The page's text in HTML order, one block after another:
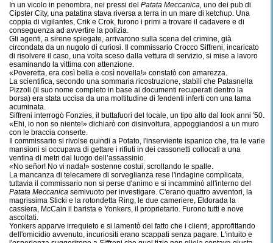
In un vicolo in penombra, nei pressi del Patata Meccanica, uno dei pub di
Cipster City, una patatina stava riversa a terra in un mare di ketchup. Una
coppia di vigilantes, Crik e Crok, furono i primi a trovare il cadavere e di
conseguenza ad avvertire la polizia.
Gli agenti, a sirene spiegate, arrivarono sulla scena del crimine, già
circondata da un nugolo di curiosi. Il commissario Crocco Siffreni, incaricato
di risolvere il caso, una volta sceso dalla vettura di servizio, si mise a lavoro
esaminando la vittima con attenzione.
«Poveretta, era così bella e così novella!» constatò con amarezza.
La scientifica, secondo una sommaria ricostruzione, stabilì che Patasnella
Pizzoli (il suo nome completo in base ai documenti recuperati dentro la
borsa) era stata uccisa da una moltitudine di fendenti inferti con una lama
acuminata.
Siffreni interrogò Fonzies, il buttafuori del locale, un tipo alto dal look anni '50.
«Ehi, io non so niente!» dichiarò con disinvoltura, appoggiandosi a un muro
con le braccia conserte.
Il commissario si rivolse quindi a Potato, l'inserviente ispanico che, tra le varie
mansioni si occupava di gettare i rifiuti in dei cassonetti collocati a una
ventina di metri dal luogo dell’assassinio.
«No señor! No vi nada!» sostenne costui, scrollando le spalle.
La mancanza di telecamere di sorveglianza rese l'indagine complicata,
tuttavia il commissario non si perse d'animo e si incamminò all'interno del
Patata Meccanica semivuoto per investigare. C'erano quattro avventori, la
magrissima Sticki e la rotondetta Ring, le due cameriere, Eldorada la
cassiera, McCain il barista e Yonkers, il proprietario. Furono tutti e nove
ascoltati.
Yonkers apparve irrequieto e si lamentò del fatto che i clienti, approfittando
dell'omicidio avvenuto, incuriositi erano scappati senza pagare. L'intuito e